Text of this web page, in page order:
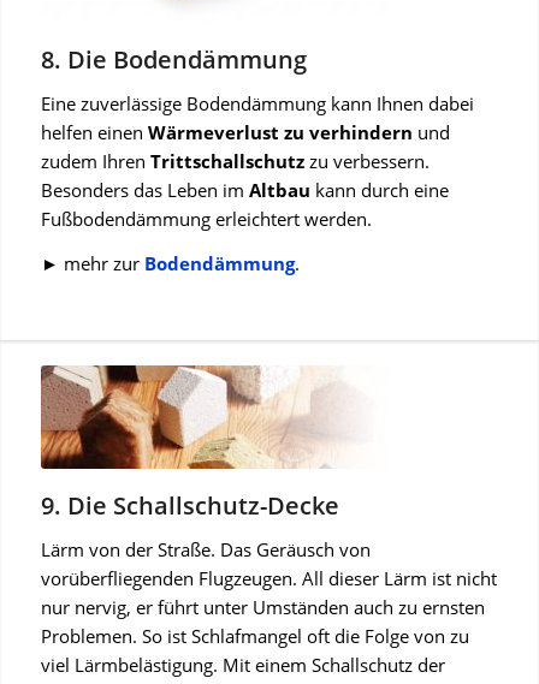
8. Die Bodendämmung
Eine zuverlässige Bodendämmung kann Ihnen dabei
helfen einen Wärmeverlust zu verhindern und
zudem Ihren Trittschallschutzzu verbessern.
Besonders das Leben im Altbau kann durch eine
Fußbodendämmung erleichtert werden.
► mehr zur Bodendämmung.
9. Die Schallschutz-Decke
Lärm von der Straße. Das Geräusch von
vorüberfliegenden Flugzeugen. All dieser Lärm ist nicht
nur nervig, er führt unter Umständen auch zu ernsten
Problemen. So ist Schlafmangel oft die Folge von zu
viel Lärmbelästigung. Mit einem Schallschutz der